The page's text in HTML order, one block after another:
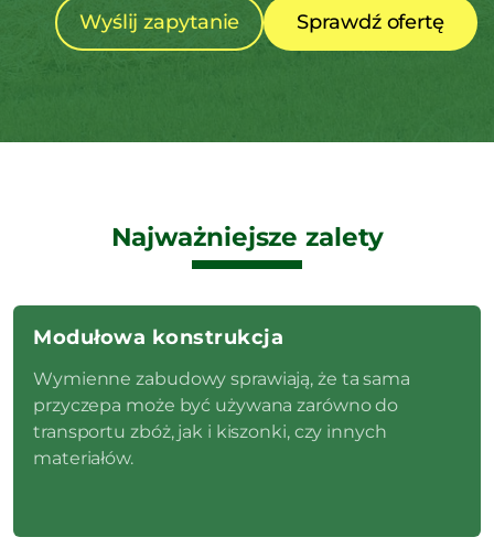
Wyślij zapytanie Sprawdź ofertę
Najważniejsze zalety
Modułowa konstrukcja
Wymienne zabudowy sprawiają, że ta sama
przyczepa może być używana zarówno do
transportu zbóż, jak i kiszonki, czy innych
materiałów.